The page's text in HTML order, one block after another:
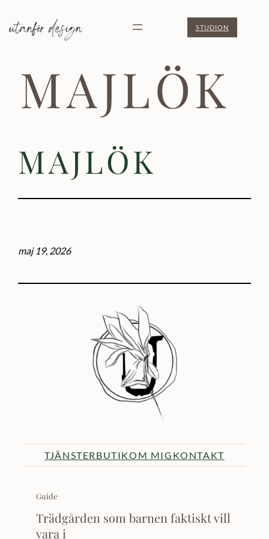
Hoppa
till
STUDION
MAJLÖK
MAJLÖK
maj 19, 2026
TJÄNSTER BUTIKOM MIG KONTAKT
Guide
Trädgården som barnen faktiskt vill
vara i